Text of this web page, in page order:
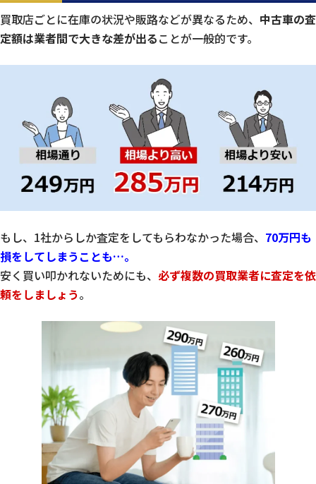
買取店ごとに在庫の状況や販路などが異なるため、 中古車の査
定額は業者間で大きな差が出ることが一般的です。
もし、1社からしか査定をしてもらわなかった場合、 70万円も
損をしてしまうことも…。
安く買い叩かれないためにも、 必ず複数の買取業者に査定を依
頼をしましょう。